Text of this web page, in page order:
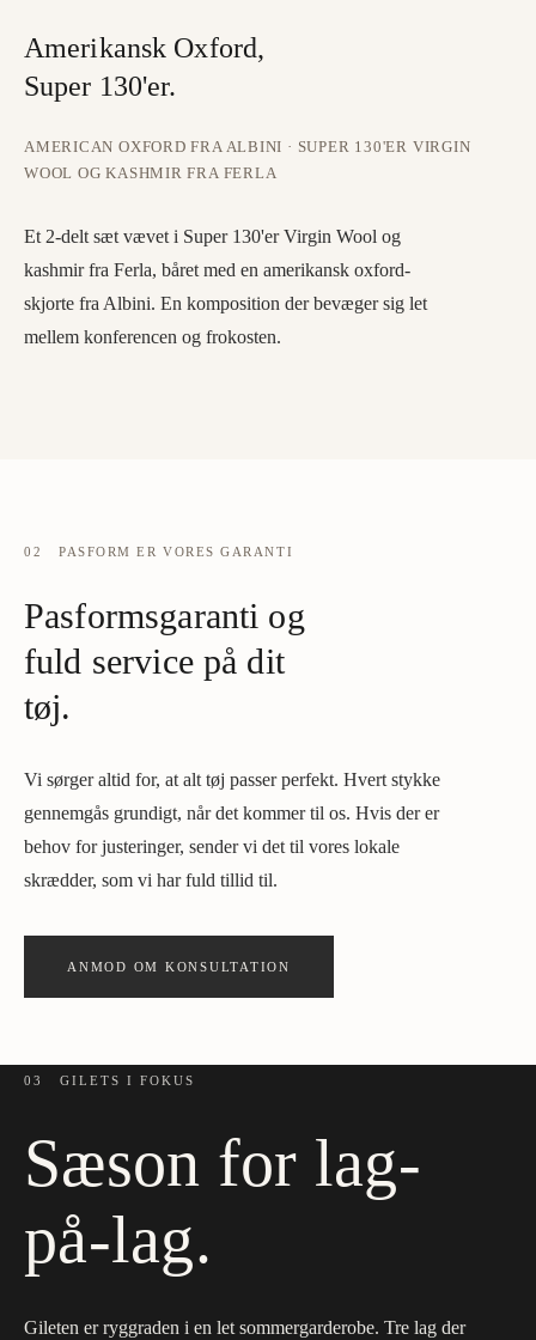
Amerikansk Oxford,
Super 130'er.
AMERICAN OXFORD FRA ALBINI · SUPER 130'ER VIRGIN
WOOL OG KASHMIR FRA FERLA
Et 2-delt sæt vævet i Super 130'er Virgin Wool og
kashmir fra Ferla, båret med en amerikansk oxford-
skjorte fra Albini. En komposition der bevæger sig let
mellem konferencen og frokosten.
02 PASFORM ER VORES GARANTI
Pasformsgaranti og
fuld service på dit
tøj.
Vi sørger altid for, at alt tøj passer perfekt. Hvert stykke
gennemgås grundigt, når det kommer til os. Hvis der er
behov for justeringer, sender vi det til vores lokale
skrædder, som vi har fuld tillid til.
ANMOD OM KONSULTATION
03 GILETS I FOKUS
Sæson for lag-
på-lag.
Gileten er ryggraden i en let sommergarderobe. Tre lag der